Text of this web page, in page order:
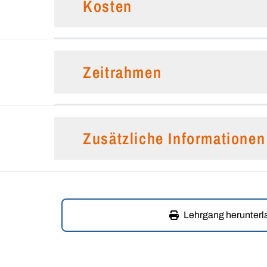
Kosten
Zeitrahmen
Zusätzliche Informationen
Lehrgang